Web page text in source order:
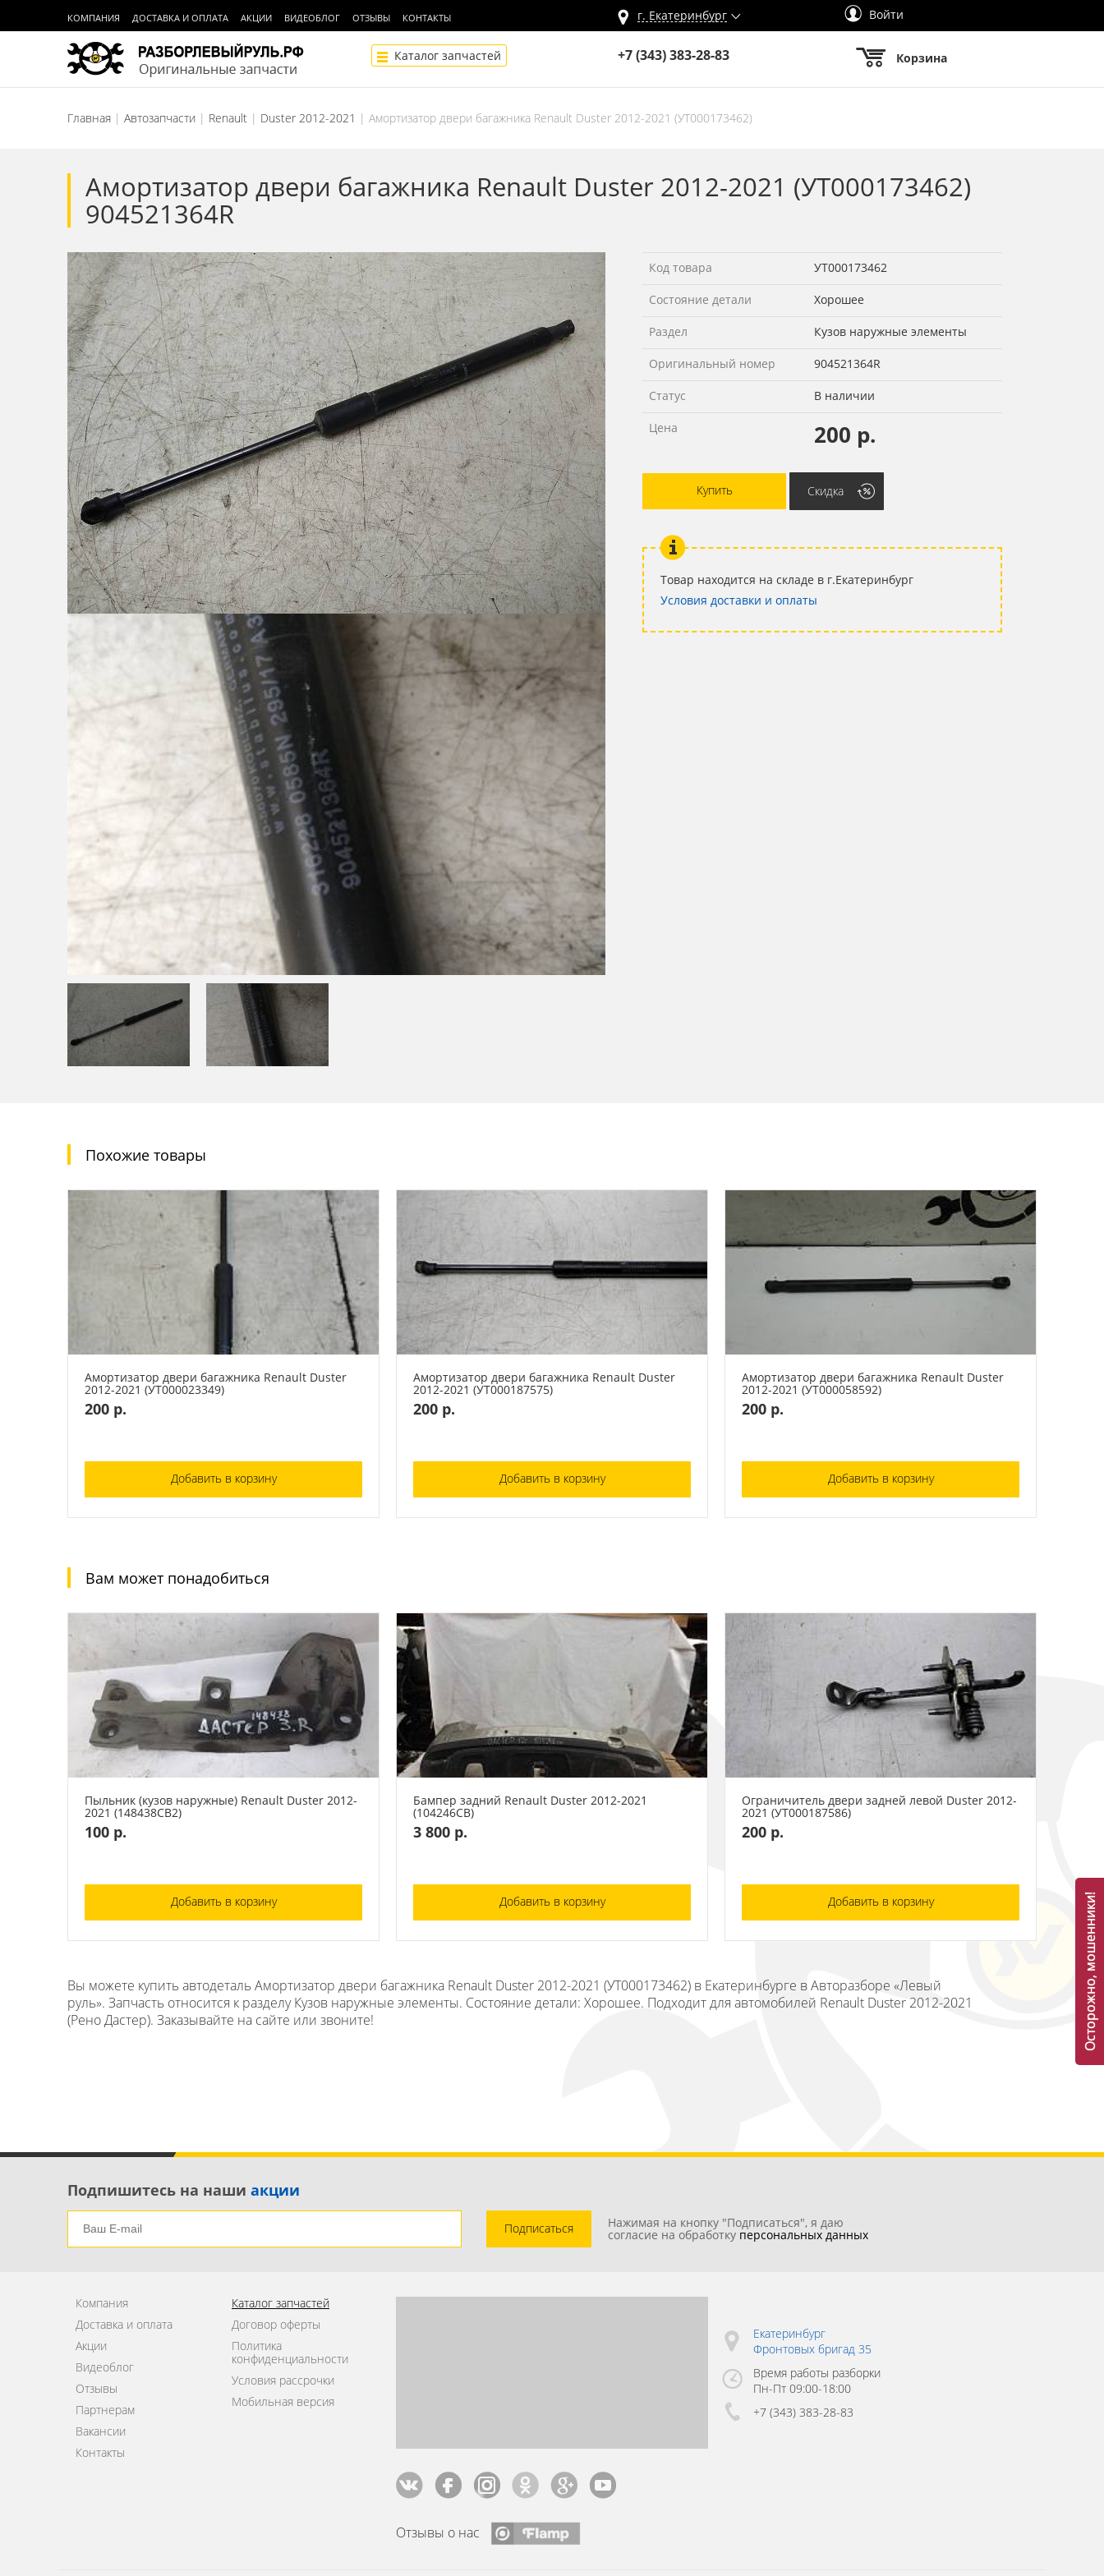
КОМПАНИЯ ДОСТАВКА И ОПЛАТА АКЦИИ ВИДЕОБЛОГ ОТЗЫВЫ КОНТАКТЫ г. Екатеринбург Войти
Каталог запчастей +7 (343) 383-28-83 Корзина
Главная Автозапчасти Renault Duster 2012-2021 Амортизатор двери багажника Renault Duster 2012-2021 (УТ000173462)
Амортизатор двери багажника Renault Duster 2012-2021 (УТ000173462)
904521364R
Код товара УТ000173462
Состояние детали Хорошее
Раздел Кузов наружные элементы
Оригинальный номер 904521364R
Статус В наличии
Цена 200 р.
Купить Скидка
Товар находится на складе в г.Екатеринбург
Условия доставки и оплаты
Похожие товары
Амортизатор двери багажника Renault Duster
2012-2021 (УТ000023349)
200 р.
Добавить в корзину
Амортизатор двери багажника Renault Duster
2012-2021 (УТ000187575)
200 р.
Добавить в корзину
Амортизатор двери багажника Renault Duster
2012-2021 (УТ000058592)
200 р.
Добавить в корзину
Вам может понадобиться
Пыльник (кузов наружные) Renault Duster 2012-
2021 (148438СВ2)
100 р.
Добавить в корзину
Бампер задний Renault Duster 2012-2021
(104246СВ)
3 800 р.
Добавить в корзину
Ограничитель двери задней левой Duster 2012-
2021 (УТ000187586)
200 р.
Добавить в корзину
Вы можете купить автодеталь Амортизатор двери багажника Renault Duster 2012-2021 (УТ000173462) в Екатеринбурге в Авторазборе «Левый
руль». Запчасть относится к разделу Кузов наружные элементы. Состояние детали: Хорошее. Подходит для автомобилей Renault Duster 2012-2021
(Рено Дастер). Заказывайте на сайте или звоните!
Подпишитесь на наши акции
Подписаться Нажимая на кнопку "Подписаться", я даю
согласие на обработку персональных данных
Компания
Доставка и оплата
Акции
Видеоблог
Отзывы
Партнерам
Вакансии
Контакты
Каталог запчастей
Договор оферты
Политика
конфиденциальности
Условия рассрочки
Мобильная версия
Отзывы о нас
Екатеринбург
Фронтовых бригад 35
Время работы разборки
Пн-Пт 09:00-18:00
+7 (343) 383-28-83
Осторожно, мошенники!